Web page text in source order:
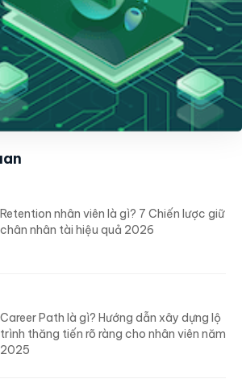
Retention nhân viên là gì? 7 Chiến lược giữ
chân nhân tài hiệu quả 2026
Career Path là gì? Hướng dẫn xây dựng lộ
trình thăng tiến rõ ràng cho nhân viên năm
2025